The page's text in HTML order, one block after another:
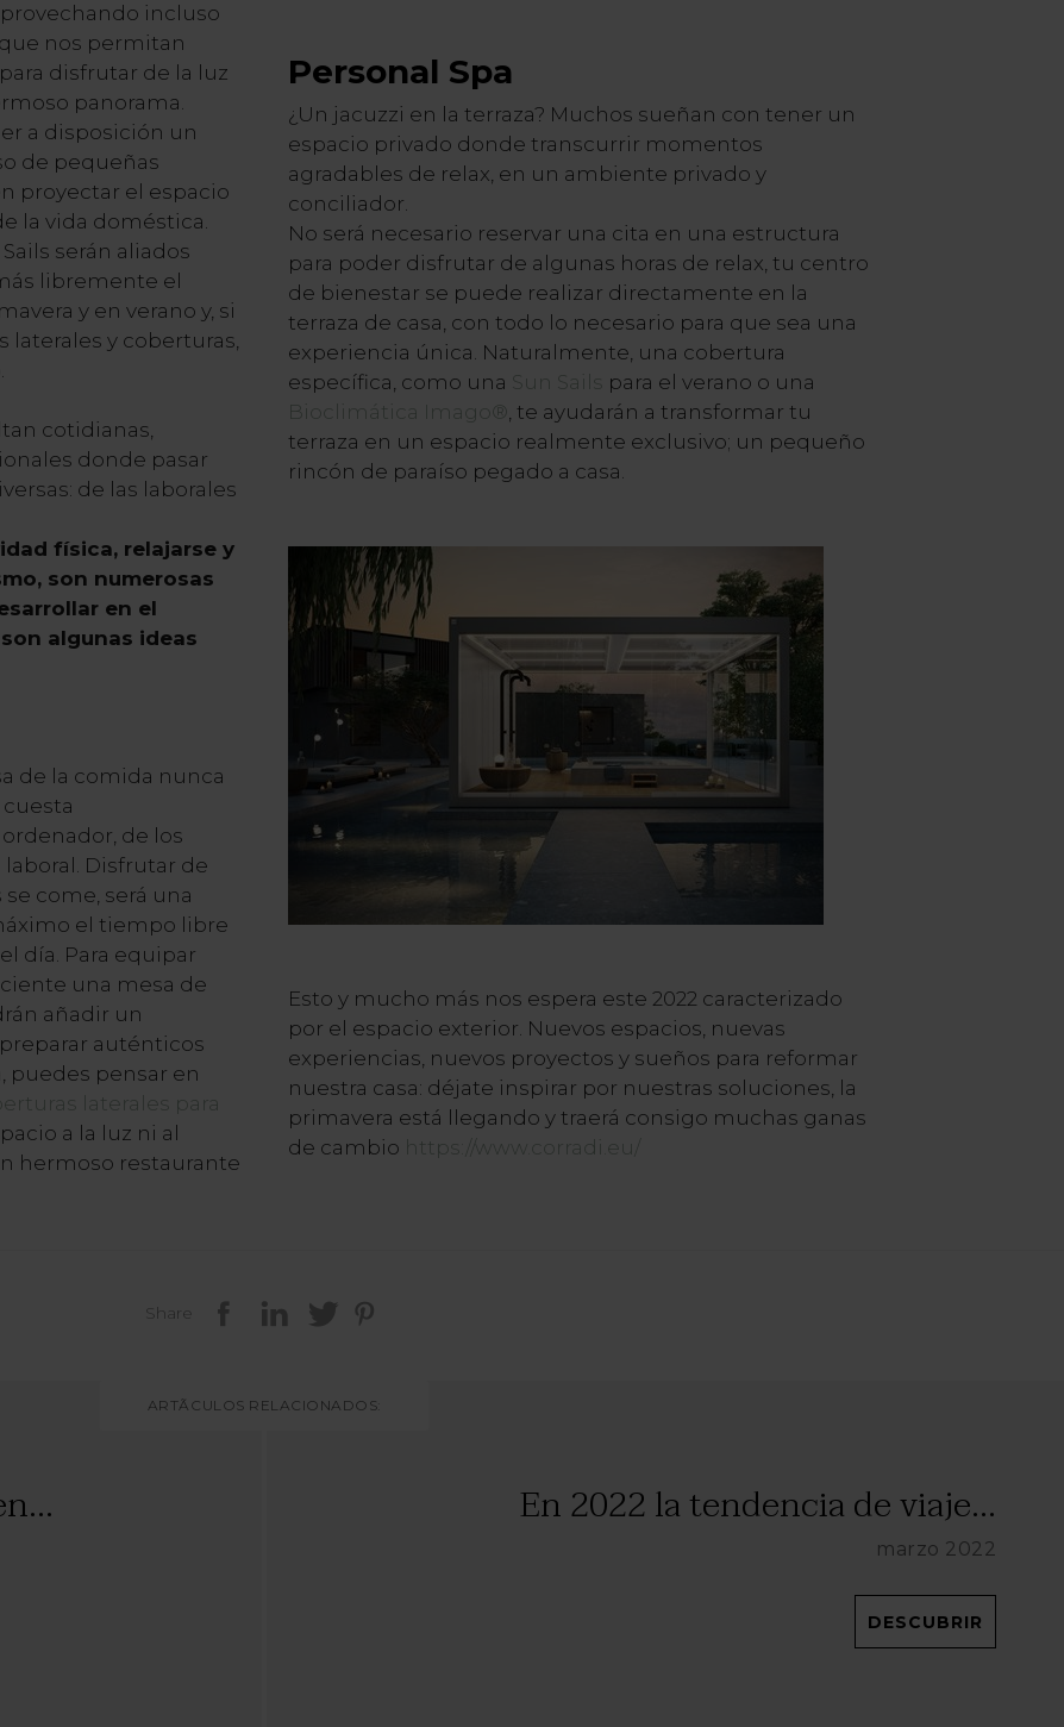
incluso
nos permitan
disfrutar de la luz
panorama.
a disposición un
de pequeñas
proyectar el espacio
la vida doméstica.
serán aliados
libremente el
y en verano y, si
y coberturas,
cotidianas,
donde pasar
de las laborales
física, relajarse y
son numerosas
en el
algunas ideas
de la comida nunca
de los
Disfrutar de
come, será una
el tiempo libre
día. Para equipar
una mesa de
añadir un
auténticos
puedes pensar en
laterales para
a la luz ni al
hermoso restaurante
Personal Spa
¿Un jacuzzi en la terraza? Muchos sueñan con tener un
espacio privado donde transcurrir momentos
agradables de relax, en un ambiente privado y
conciliador.
No será necesario reservar una cita en una estructura
para poder disfrutar de algunas horas de relax, tu centro
de bienestar se puede realizar directamente en la
terraza de casa, con todo lo necesario para que sea una
experiencia única. Naturalmente, una cobertura
específica, como una
Sun Sails
para el verano o una
Bioclimática Imago® , te ayudarán a transformar tu
terraza en un espacio realmente exclusivo; un pequeño
rincón de paraíso pegado a casa.
Esto y mucho más nos espera este 2022 caracterizado
por el espacio exterior. Nuevos espacios, nuevas
experiencias, nuevos proyectos y sueños para reformar
nuestra casa: déjate inspirar por nuestras soluciones, la
primavera está llegando y traerá consigo muchas ganas
de cambio
https://www.corradi.eu/
Share
ARTÃCULOS RELACIONADOS:
En 2022 la tendencia de viaje...
marzo 2022
DESCUBRIR